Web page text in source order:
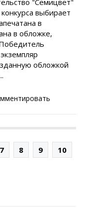
"Семицвет"
выбирает
в
в обложке,
обложкой
7 8 9
10